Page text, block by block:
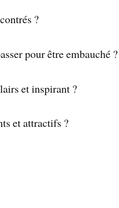
?
pour être embauché ?
et inspirant ?
et attractifs ?